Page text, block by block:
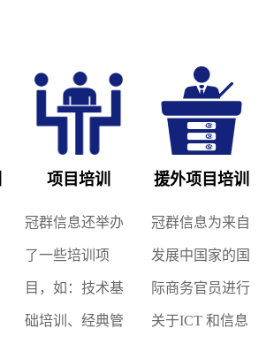
项目培训 援外项目培训
冠群信息还举办
了一些培训项
目，如：技术基
础培训、经典管
冠群信息为来自
发展中国家的国
际商务官员进行
关于ICT 和信息